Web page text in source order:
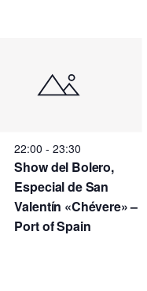
22:00-23:30
Show del Bolero,
Especial de San
Valentín «Chévere» –
Port of Spain